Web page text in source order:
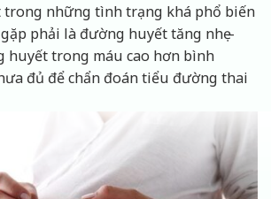
những tình trạng khá phổ biến
phải là đường huyết tăng nhẹ –
huyết trong máu cao hơn bình
đủ để chẩn đoán tiểu đường thai